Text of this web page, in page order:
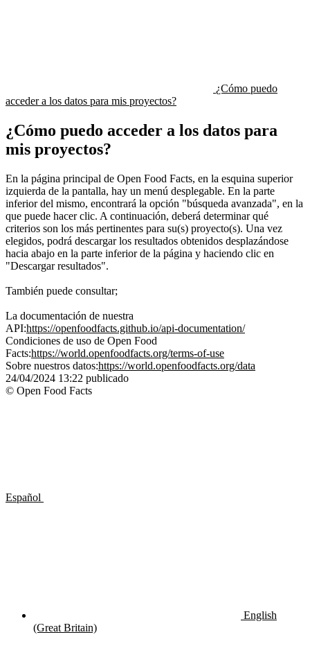
¿Cómo puedo
acceder a los datos para mis proyectos?
¿Cómo puedo acceder a los datos para
mis proyectos?
En la página principal de Open Food Facts, en la esquina superior
izquierda de la pantalla, hay un menú desplegable. En la parte
inferior del mismo, encontrará la opción "búsqueda avanzada", en la
que puede hacer clic. A continuación, deberá determinar qué
criterios son los más pertinentes para su(s) proyecto(s). Una vez
elegidos, podrá descargar los resultados obtenidos desplazándose
hacia abajo en la parte inferior de la página y haciendo clic en
"Descargar resultados".
También puede consultar;
La documentación de nuestra
API:https://openfoodfacts.github.io/api-documentation/
Condiciones de uso de Open Food
Facts:https://world.openfoodfacts.org/terms-of-use
Sobre nuestros datos:https://world.openfoodfacts.org/data
24/04/2024 13:22 publicado
© Open Food Facts
Español
English
(Great Britain)